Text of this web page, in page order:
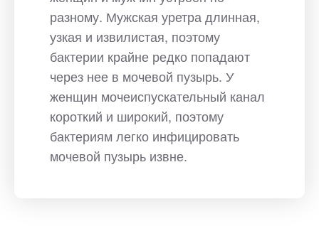
разному. Мужская уретра длинная,
узкая и извилистая, поэтому
бактерии крайне редко попадают
через нее в мочевой пузырь. У
женщин мочеиспускательный канал
короткий и широкий, поэтому
бактериям легко инфицировать
мочевой пузырь извне.